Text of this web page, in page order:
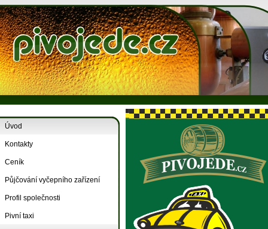
Úvod
Kontakty
Ceník
Půjčování vyčepního zařízení
Profil společnosti
Pivní taxi